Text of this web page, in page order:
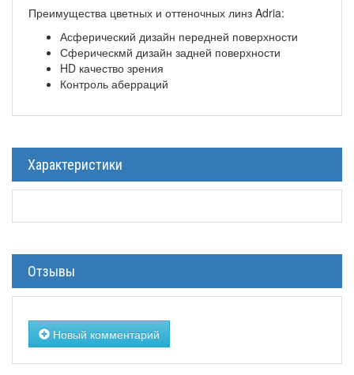
Преимущества цветных и оттеночных линз Adria:
Асферический дизайн передней поверхности
Сферическмй дизайн задней поверхности
HD качество зрения
Контроль аберраций
Характеристики
Отзывы
Новый комментарий